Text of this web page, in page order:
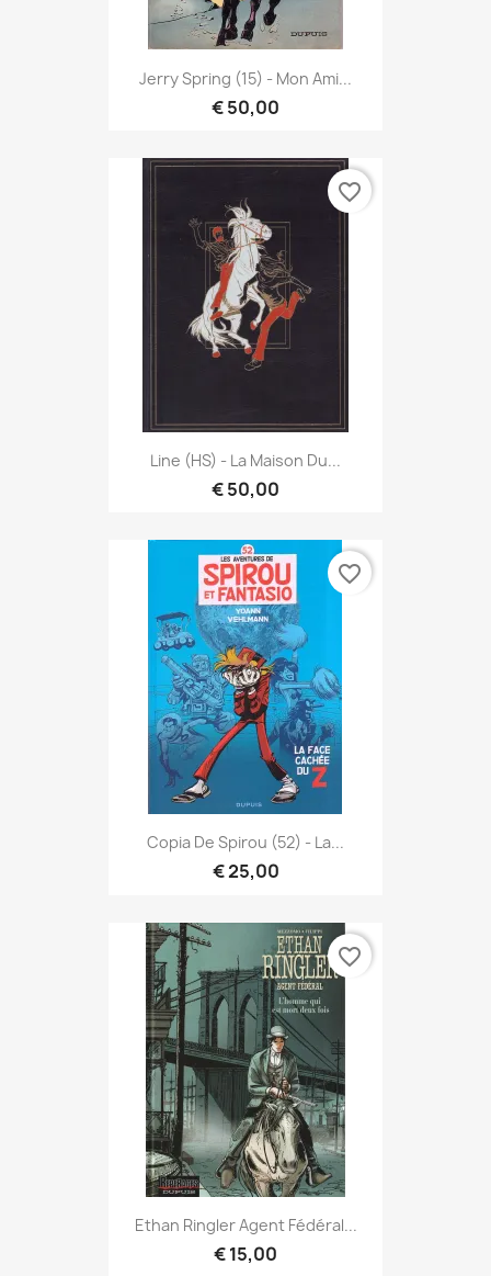
Jerry Spring (15) - Mon Ami...
€ 50,00
Line (HS) - La Maison Du...
€ 50,00
favorite_border
Copia De Spirou (52) - La...
€ 25,00
favorite_border
Ethan Ringler Agent Fédéral...
€ 15,00
favorite_border